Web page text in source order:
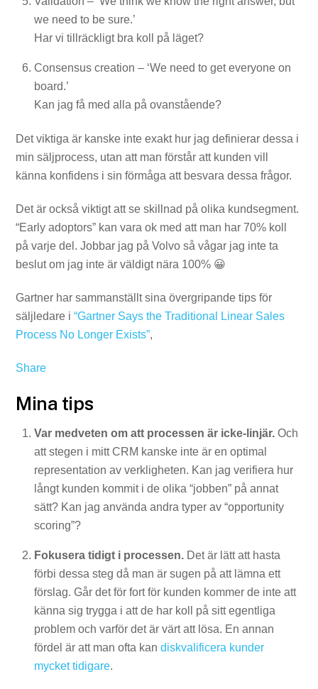
we need to be sure.’
Har vi tillräckligt bra koll på läget?
Consensus creation – ‘We need to get everyone on
board.’
Kan jag få med alla på ovanstående?
Det viktiga är kanske inte exakt hur jag definierar dessa i
min säljprocess, utan att man förstår att kunden vill
känna konfidens i sin förmåga att besvara dessa frågor.
Det är också viktigt att se skillnad på olika kundsegment.
“Early adoptors” kan vara ok med att man har 70% koll
på varje del. Jobbar jag på Volvo så vågar jag inte ta
beslut om jag inte är väldigt nära 100% 😀
Gartner har sammanställt sina övergripande tips för
säljledare i“Gartner Says the Traditional Linear Sales
Process No Longer Exists”,
Share
Mina tips
Var medveten om att processen är icke-linjär. Och
att stegen i mitt CRM kanske inte är en optimal
representation av verkligheten. Kan jag verifiera hur
långt kunden kommit i de olika “jobben” på annat
sätt? Kan jag använda andra typer av “opportunity
scoring”?
Fokusera tidigt i processen. Det är lätt att hasta
förbi dessa steg då man är sugen på att lämna ett
förslag. Går det för fort för kunden kommer de inte att
känna sig trygga i att de har koll på sitt egentliga
problem och varför det är värt att lösa. En annan
fördel är att man ofta kan diskvalificera kunder
mycket tidigare.